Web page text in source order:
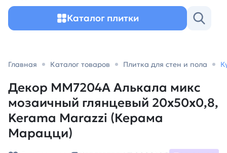
Каталог плитки
Главная Каталог товаров Плитка для стен и пола
Декор MM7204A Алькала микс
мозаичный глянцевый 20x50x0,8,
Kerama Marazzi (Керама
Марацци)